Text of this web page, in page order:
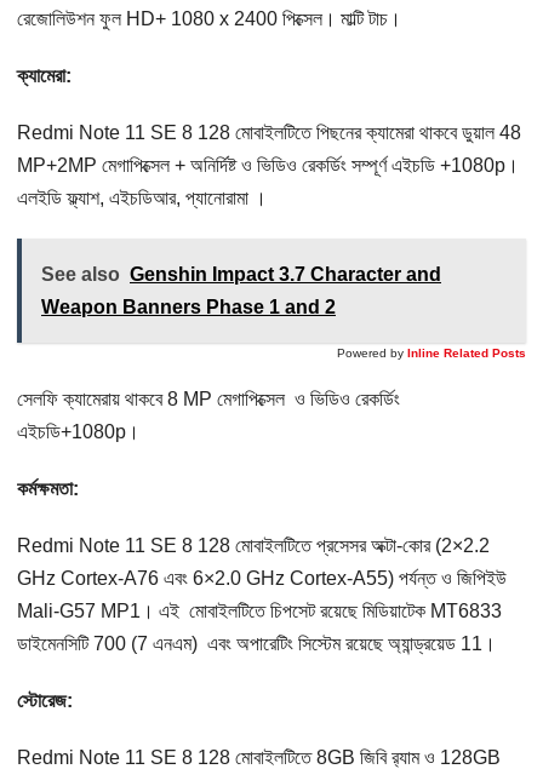
রেজোলিউশন ফুল HD+ 1080 x 2400 পিক্সেল। মাল্টি টাচ।
ক্যামেরা:
Redmi Note 11 SE 8 128 মোবাইলটিতে পিছনের ক্যামেরা থাকবে ডুয়াল 48
MP+2MP মেগাপিক্সেল + অনির্দিষ্ট ও ভিডিও রেকর্ডিং সম্পূর্ণ এইচডি +1080p।
এলইডি ফ্ল্যাশ, এইচডিআর, প্যানোরামা ।
See also Genshin Impact 3.7 Character and
Weapon Banners Phase 1 and 2
Powered by Inline Related Posts
সেলফি ক্যামেরায় থাকবে 8 MP মেগাপিক্সেল ও ভিডিও রেকর্ডিং
এইচডি+1080p।
কর্মক্ষমতা:
Redmi Note 11 SE 8 128 মোবাইলটিতে প্রসেসর অক্টা-কোর (2×2.2
GHz Cortex-A76 এবং 6×2.0 GHz Cortex-A55) পর্যন্ত ও জিপিইউ
Mali-G57 MP1। এই মোবাইলটিতে চিপসেট রয়েছে মিডিয়াটেক MT6833
ডাইমেনসিটি 700 (7 এনএম) এবং অপারেটিং সিস্টেম রয়েছে অ্যান্ড্রয়েড 11।
স্টোরেজ:
Redmi Note 11 SE 8 128 মোবাইলটিতে 8GB জিবি র‌্যাম ও 128GB